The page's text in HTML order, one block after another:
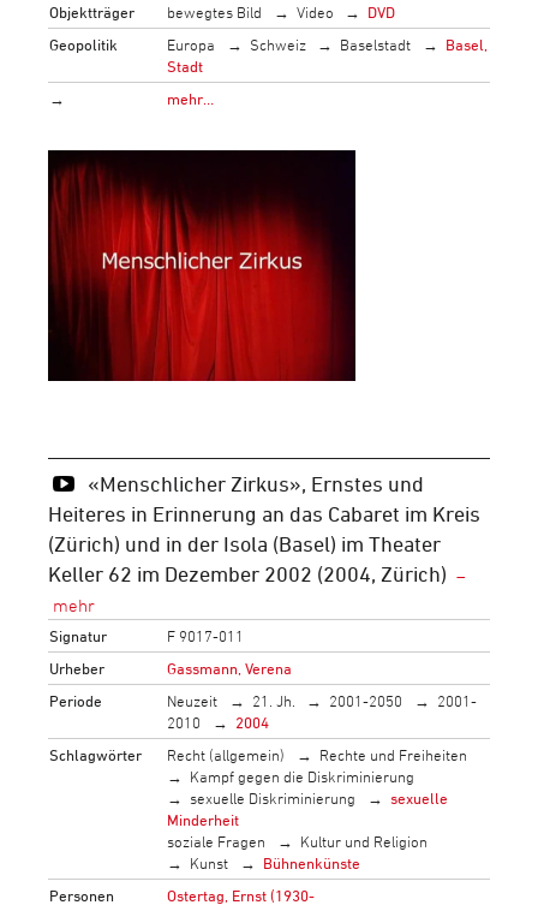
Objektträger
bewegtes Bild Video
DVD
Geopolitik
Europa Schweiz Baselstadt
Basel,
Stadt
→
mehr…
«Menschlicher Zirkus», Ernstes und
Heiteres in Erinnerung an das Cabaret im Kreis
(Zürich) und in der Isola (Basel) im Theater
Keller 62 im Dezember 2002 (2004, Zürich)
Signatur
F 9017-011
Urheber
Gassmann, Verena
Periode
Neuzeit 21. Jh. 2001-2050
2001-
2010
2004
Schlagwörter
Recht (allgemein)
Rechte und Freiheiten
Kampf gegen die Diskriminierung
sexuelle Diskriminierung
sexuelle
Minderheit
soziale Fragen
Kultur und Religion
Kunst
Bühnenkünste
Personen
Ostertag, Ernst (1930-